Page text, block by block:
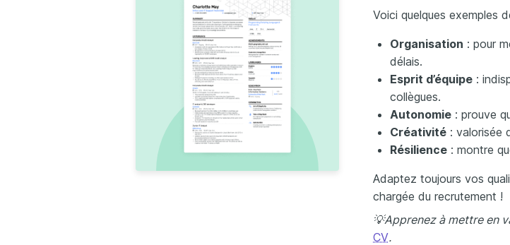
Voici quelques exemples
Organisation : pour
délais.
Esprit d’équipe :
collègues.
Autonomie : prouve
Créativité : valorisée
Résilience : montre
Adaptez toujours vos
chargée du recrutement !
💡Apprenez à mettre en
CV.